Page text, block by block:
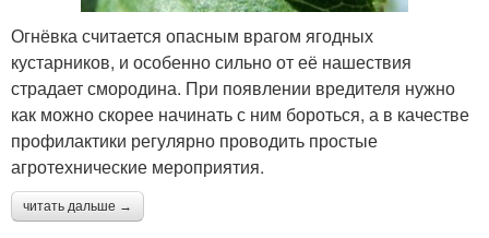
Огнёвка считается опасным врагом ягодных
кустарников, и особенно сильно от её нашествия
страдает смородина. При появлении вредителя нужно
как можно скорее начинать с ним бороться, а в качестве
профилактики регулярно проводить простые
агротехнические мероприятия.
читать дальше →